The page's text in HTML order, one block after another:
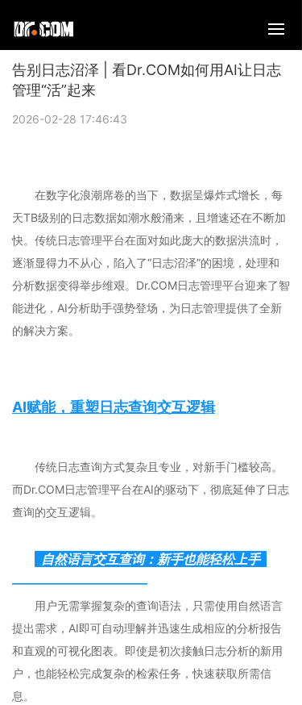
告别日志沼泽 | 看Dr.COM如何用AI让日志
管理“活”起来
2026-02-28 17:46:43
在数字化浪潮席卷的当下，数据呈爆炸式增长，每
天TB级别的日志数据如潮水般涌来，且增速还在不断加
快。传统日志管理平台在面对如此庞大的数据洪流时，
逐渐显得力不从心，陷入了“日志沼泽”的困境，处理和
分析数据变得举步维艰。Dr.COM日志管理平台迎来了智
能进化，AI分析助手强势登场，为日志管理提供了全新
的解决方案。
AI赋能，重塑日志查询交互逻辑
传统日志查询方式复杂且专业，对新手门槛较高。
而Dr.COM日志管理平台在AI的驱动下，彻底延伸了日志
查询的交互逻辑。
自然语言交互查询：新手也能轻松上手
————————————
用户无需掌握复杂的查询语法，只需使用自然语言
提出需求，AI即可自动理解并迅速生成相应的分析报告
和直观的可视化图表。即使是初次接触日志分析的新用
户，也能轻松完成复杂的检索任务，快速获取所需信
息。